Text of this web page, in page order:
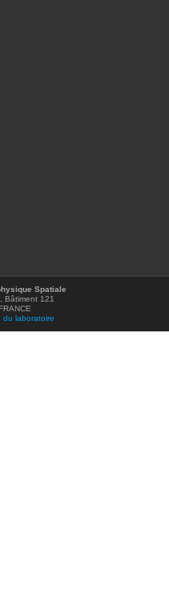
Spatiale
Bâtiment 121
du laboratoire